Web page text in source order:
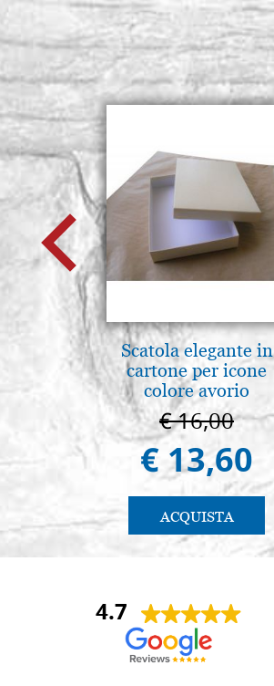
Scatola elegante in
cartone per icone
colore avorio
€ 16,00
€ 13,60
ACQUISTA
4.7
Andrea Monguzzi